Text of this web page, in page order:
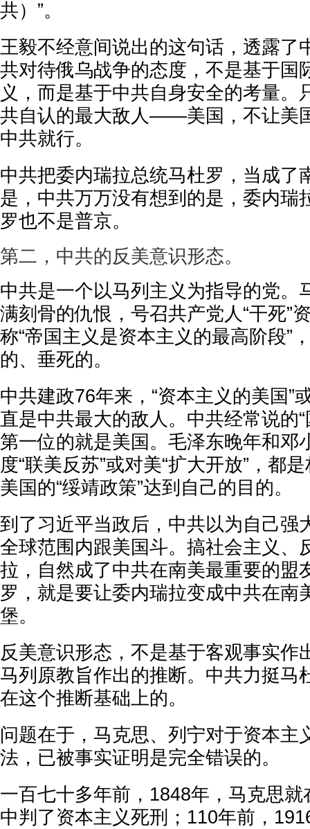
共）”。
王毅不经意间说出的这句话，透露了
共对待俄乌战争的态度，不是基于国
义，而是基于中共自身安全的考量。
共自认的最大敌人——美国，不让美
中共就行。
中共把委内瑞拉总统马杜罗，当成了
是，中共万万没有想到的是，委内瑞
罗也不是普京。
第二，中共的反美意识形态。
中共是一个以马列主义为指导的党。
满刻骨的仇恨，号召共产党人“干死”
称“帝国主义是资本主义的最高阶段”
的、垂死的。
中共建政76年来，“资本主义的美国”
直是中共最大的敌人。中共经常说的
第一位的就是美国。毛泽东晚年和邓
度“联美反苏”或对美“扩大开放”，都
美国的“绥靖政策”达到自己的目的。
到了习近平当政后，中共以为自己强
全球范围内跟美国斗。搞社会主义、
拉，自然成了中共在南美最重要的盟
罗，就是要让委内瑞拉变成中共在南
堡。
反美意识形态，不是基于客观事实作
马列原教旨作出的推断。中共力挺马
在这个推断基础上的。
问题在于，马克思、列宁对于资本主
法，已被事实证明是完全错误的。
一百七十多年前，1848年，马克思
中判了资本主义死刑；110年前，